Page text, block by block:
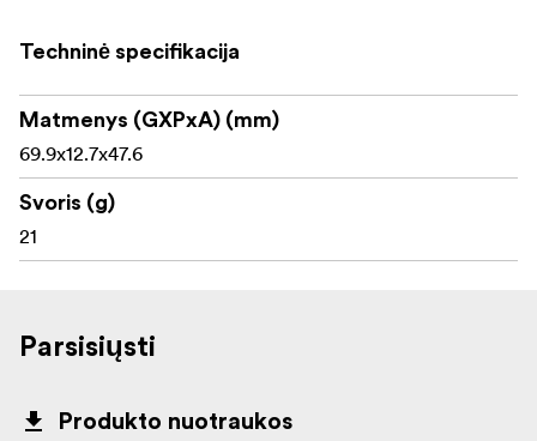
Pagrindinės savybės:
46 mm metalinis atverčiamas okuliaro dangtelis
Tinka suderinamiems „Telson“ žiūronams su 46 mm
okuliaro skersmeniu
Atverčiamas dizainas, užtikrinantis greitą prieigą
Techninė specifikacija
Matmenys (GXPxA) (mm)
69.9x12.7x47.6
Svoris (g)
21
Parsisiųsti
Produkto nuotraukos